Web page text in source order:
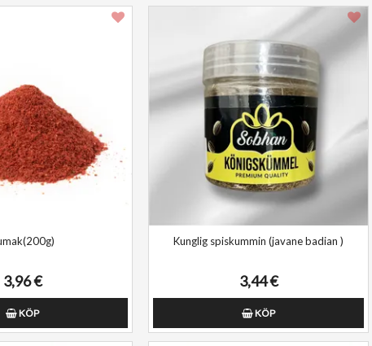
3,96 €
KÖP
Kunglig spiskummin (javane badian )
3,44 €
KÖP